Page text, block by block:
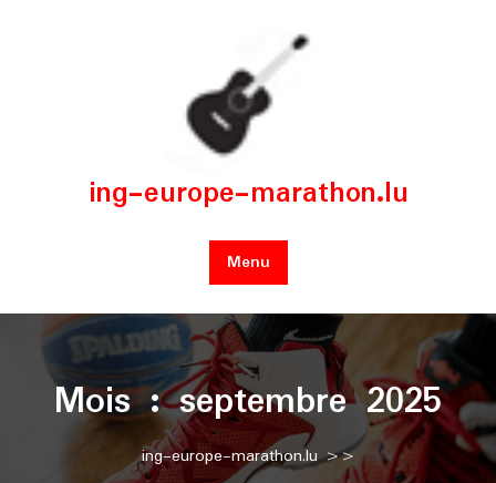
ing-europe-marathon.lu
Menu
Mois :septembre 2025
ing-europe-marathon.lu>>